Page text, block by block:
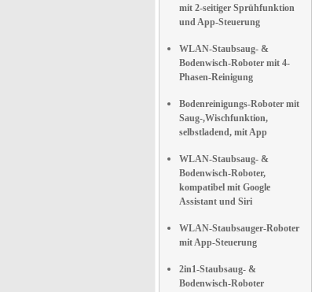
mit 2-seitiger Sprühfunktion
und App-Steuerung
WLAN-Staubsaug- &
Bodenwisch-Roboter mit 4-
Phasen-Reinigung
Bodenreinigungs-Roboter mit
Saug-,Wischfunktion,
selbstladend, mit App
WLAN-Staubsaug- &
Bodenwisch-Roboter,
kompatibel mit Google
Assistant und Siri
WLAN-Staubsauger-Roboter
mit App-Steuerung
2in1-Staubsaug- &
Bodenwisch-Roboter